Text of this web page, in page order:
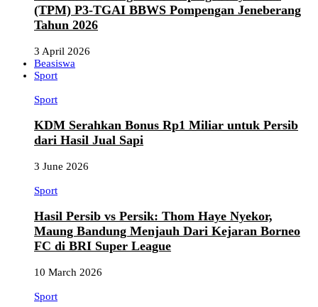
(TPM) P3-TGAI BBWS Pompengan Jeneberang
Tahun 2026
3 April 2026
Beasiswa
Sport
Sport
KDM Serahkan Bonus Rp1 Miliar untuk Persib
dari Hasil Jual Sapi
3 June 2026
Sport
Hasil Persib vs Persik: Thom Haye Nyekor,
Maung Bandung Menjauh Dari Kejaran Borneo
FC di BRI Super League
10 March 2026
Sport